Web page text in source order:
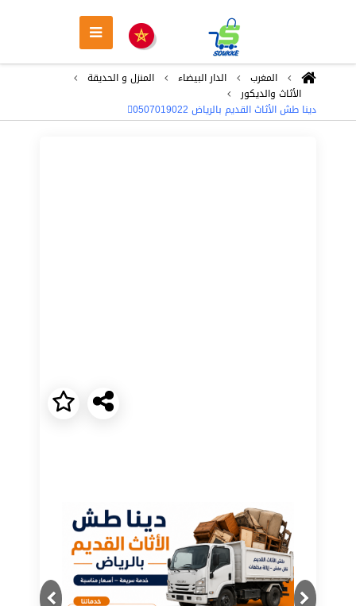
المغرب الدار البيضاء
المنزل و الحديقة
الأثاث والديكور
دينا طش الأثاث القديم بالرياض 0َ507019022
Previous
Next